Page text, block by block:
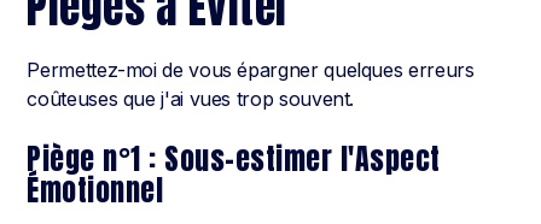
Permettez-moi de vous épargner quelques erreurs
coûteuses que j'ai vues trop souvent.
Piège n°1 : Sous-estimer l'Aspect
Émotionnel